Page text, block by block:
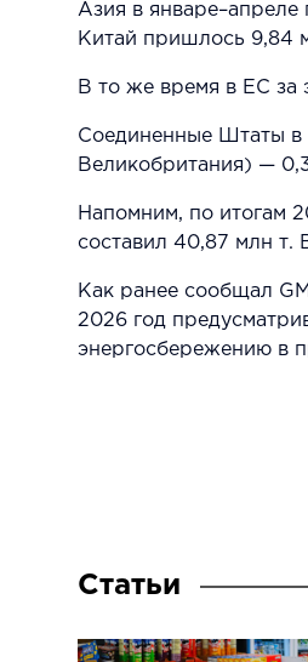
Азия в
Китай пришлось 9,84
В то же время в ЕС за
Соединенные Штаты в
Великобритания) —
Напомним, по итогам
составил 40,87 млн т.
Как ранее сообщал
2026 год
энергосбережению в
Статьи